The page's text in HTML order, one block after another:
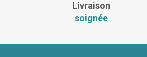
Livraison
soignée